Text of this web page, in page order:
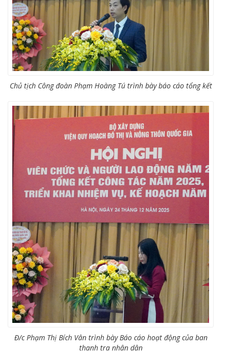
Chủ tịch Công đoàn Phạm Hoàng Tú trình bày báo cáo tổng kết
Đ/c Phạm Thị Bích Vân trình bày Báo cáo hoạt động của ban
thanh tra nhân dân